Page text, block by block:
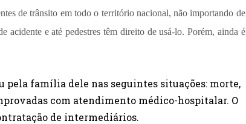
de trânsito em todo o território nacional, não importando de
acidente e até pedestres têm direito de usá-lo. Porém, ainda é
pela família dele nas seguintes situações: morte,
com atendimento médico-hospitalar. O
de intermediários.